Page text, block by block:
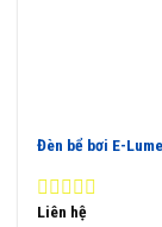
Đèn bể bơi E-
0
Liên hệ